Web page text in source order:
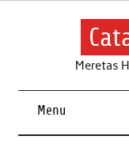
Skip
Meretas
Menu